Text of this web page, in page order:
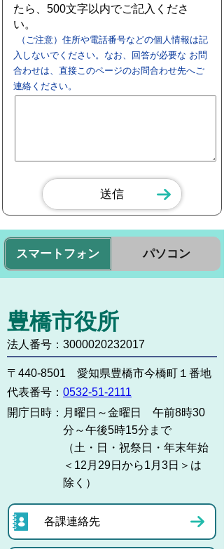
たら、500文字以内でご記入くださ
い。
（ご注意）住所や電話番号などの個人情報は記
入しないでください。なお、回答が必要な お問
合わせは、直接このページのお問合わせ先へご
連絡ください。
スマートフォン パソコン
豊橋市役所
法人番号：3000020232017
〒440-8501 愛知県豊橋市今橋町１番地
代表番号： 0532-51-2111
開庁日時： 月曜日～金曜日 午前8時30
分～午後5時15分まで
（土・日・祝祭日・年末年始
＜12月29日から1月3日＞は
除く）
各課連絡先